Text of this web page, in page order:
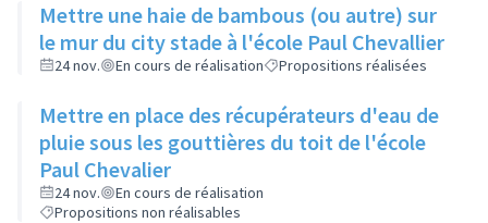
Mettre une haie de bambous (ou autre) sur
le mur du city stade à l'école Paul Chevallier
24 nov. En cours de réalisation Propositions réalisées
Mettre en place des récupérateurs d'eau de
pluie sous les gouttières du toit de l'école
Paul Chevalier
24 nov.
En cours de réalisation
Propositions non réalisables